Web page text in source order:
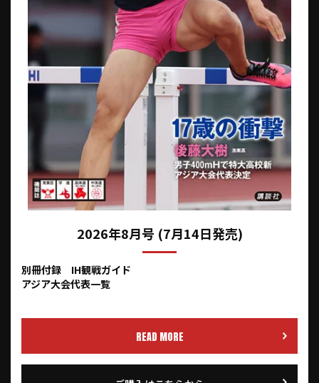
2026年8月号 (7月14日発売)
別冊付録 IH観戦ガイド
アジア大会代表一覧
READ MORE